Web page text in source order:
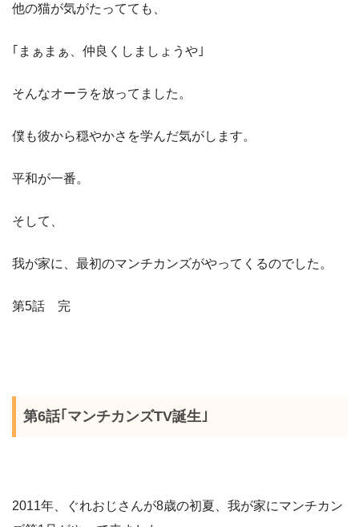
他の猫が気がたってても、
｢まぁまぁ、仲良くしましょうや｣
そんなオーラを放ってました。
僕も彼から穏やかさを学んだ気がします。
平和が一番。
そして、
我が家に、最初のマンチカンズがやってくるのでした。
第5話 完
第6話｢マンチカンズTV誕生｣
2011年、ぐれおじさんが8歳の初夏、我が家にマンチカン